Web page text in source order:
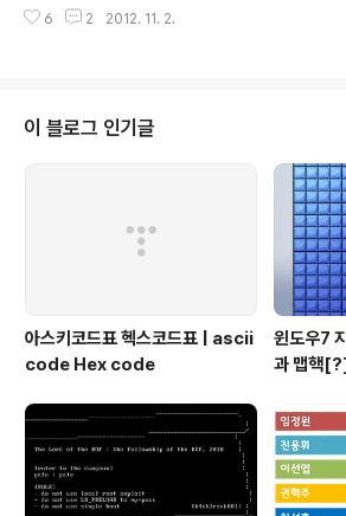
source ---------------------------------------
코딩 됩니다. 싱글쿼터를 자세히 생각해봐야 합니다. 2.
소스보기를 하면 index.phps 를 보라고 합니다.
----------------------------------- index.phps
6 2 2012. 11. 2.
이 블로그 인기글
아스키코드표 헥스코드표 | ascii
code Hex code
윈도우7
과 맵핵